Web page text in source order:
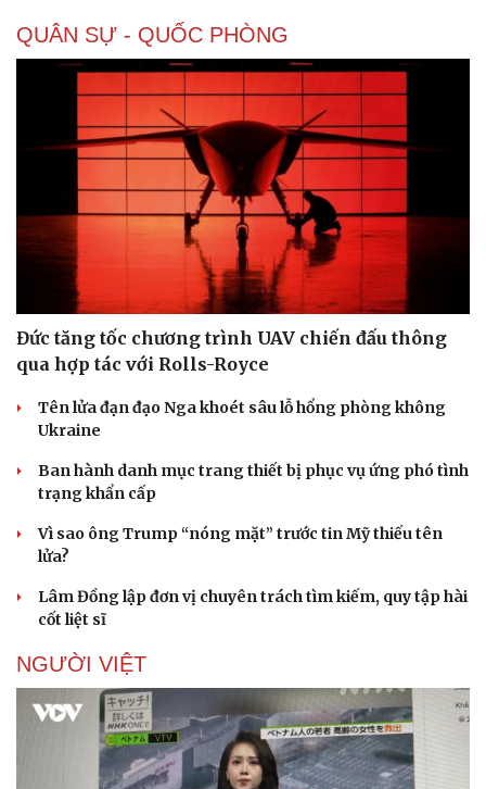
Thông tin doanh nghiệp
Doanh nghiệp 24h
Sành điệu
Tin Công nghệ
Trải nghiệm
Chuyển đổi số
QUÂN SỰ - QUỐC PHÒNG
Đức tăng tốc chương trình UAV chiến đấu thông
qua hợp tác với Rolls-Royce
Tên lửa đạn đạo Nga khoét sâu lỗ hổng phòng không
Ukraine
Ban hành danh mục trang thiết bị phục vụ ứng phó tình
trạng khẩn cấp
Vì sao ông Trump “nóng mặt” trước tin Mỹ thiếu tên
lửa?
Lâm Đồng lập đơn vị chuyên trách tìm kiếm, quy tập hài
cốt liệt sĩ
NGƯỜI VIỆT